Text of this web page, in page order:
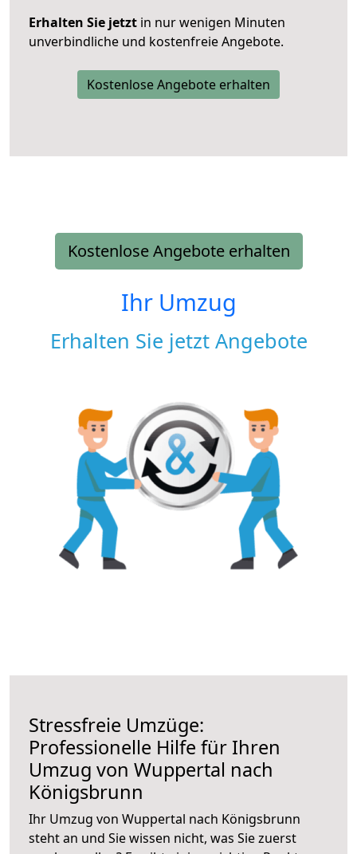
Erhalten Sie jetzt in nur wenigen Minuten
unverbindliche und kostenfreie Angebote.
Kostenlose Angebote erhalten
Kostenlose Angebote erhalten
Ihr Umzug
Erhalten Sie jetzt Angebote
Stressfreie Umzüge:
Professionelle Hilfe für Ihren
Umzug von Wuppertal nach
Königsbrunn
Ihr Umzug von Wuppertal nach Königsbrunn
steht an und Sie wissen nicht, was Sie zuerst